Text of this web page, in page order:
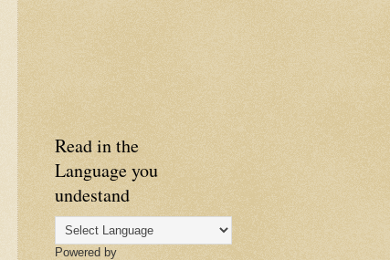
Read in the
Language you
undestand
Powered by